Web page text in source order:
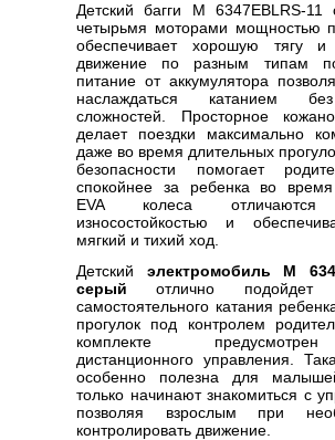
Детский багги M 6347EBLRS-11
четырьмя моторами мощностью
обеспечивает хорошую тягу и
движение по разным типам
питание от аккумулятора
наслаждаться катанием
сложностей. Просторное
делает поездки максимально
даже во время длительных
безопасности помогает
спокойнее за ребенка во время
EVA колеса отличаются
износостойкостью и
мягкий и тихий ход.
Детский электромобиль M
серый отлично подойдет
самостоятельного катания
прогулок под контролем
комплекте
дистанционного управления.
особенно полезна для
только начинают знакомиться с
позволяя взрослым при
контролировать движение.